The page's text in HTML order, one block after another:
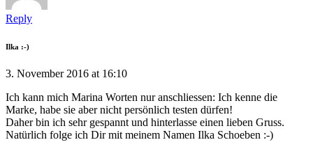
Reply
Ilka :-)
3. November 2016 at 16:10
Ich kann mich Marina Worten nur anschliessen: Ich kenne die
Marke, habe sie aber nicht persönlich testen dürfen!
Daher bin ich sehr gespannt und hinterlasse einen lieben Gruss.
Natürlich folge ich Dir mit meinem Namen Ilka Schoeben :-)